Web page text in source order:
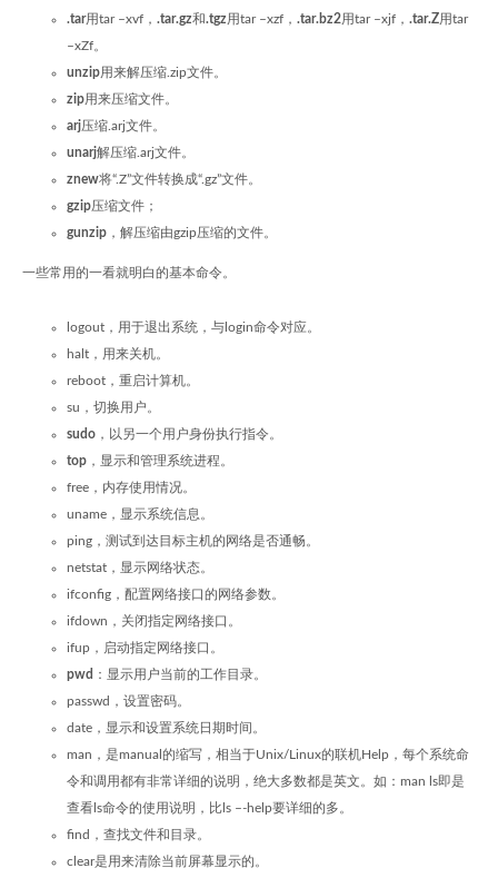
.tar用tar –xvf， .tar.gz和.tgz用tar –xzf， .tar.bz2用tar –xjf， .tar.Z用tar
–xZf。
unzip用来解压缩.zip文件。
zip用来压缩文件。
arj压缩.arj文件。
unarj解压缩.arj文件。
znew将“.Z”文件转换成“.gz”文件。
gzip压缩文件；
gunzip ，解压缩由gzip压缩的文件。
一些常用的一看就明白的基本命令。
logout，用于退出系统，与login命令对应。
halt，用来关机。
reboot，重启计算机。
su，切换用户。
sudo ，以另一个用户身份执行指令。
top ，显示和管理系统进程。
free，内存使用情况。
uname，显示系统信息。
ping，测试到达目标主机的网络是否通畅。
netstat，显示网络状态。
ifconfig，配置网络接口的网络参数。
ifdown，关闭指定网络接口。
ifup，启动指定网络接口。
pwd ：显示用户当前的工作目录。
passwd，设置密码。
date，显示和设置系统日期时间。
man，是manual的缩写，相当于Unix/Linux的联机Help，每个系统命
令和调用都有非常详细的说明，绝大多数都是英文。如：man ls即是
查看ls命令的使用说明，比ls –-help要详细的多。
find，查找文件和目录。
clear是用来清除当前屏幕显示的。